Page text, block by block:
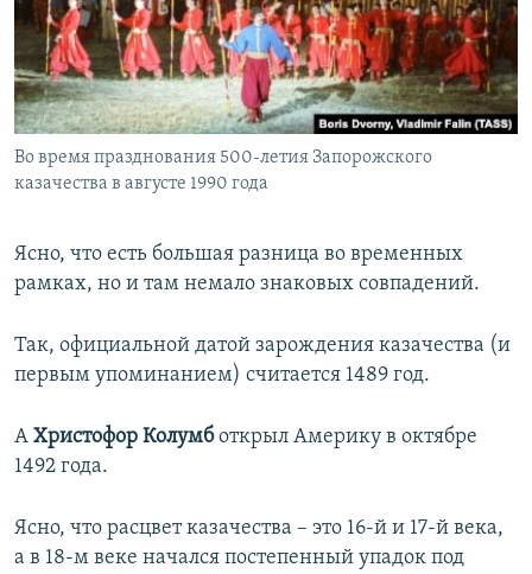
Во время празднования 500-летия Запорожского
казачества в августе 1990 года
Ясно, что есть большая разница во временных
рамках, но и там немало знаковых совпадений.
Так, официальной датой зарождения казачества (и
первым упоминанием) считается 1489 год.
А Христофор Колумботкрыл Америку в октябре
1492 года.
Ясно, что расцвет казачества – это 16-й и 17-й века,
а в 18-м веке начался постепенный упадок под